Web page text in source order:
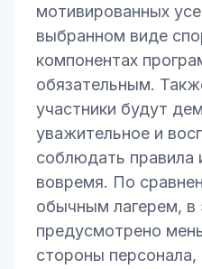
мотивированных
выбранном виде
компонентах
обязательным.
участники будут
уважительное и
соблюдать правила
вовремя. По
обычным лагерем, в
предусмотрено
стороны